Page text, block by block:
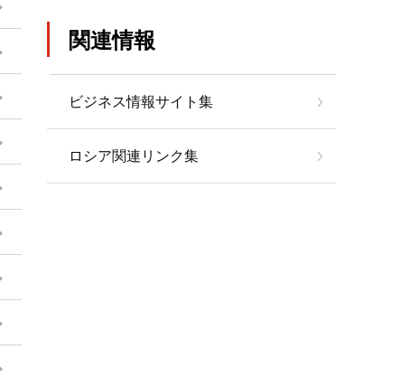
関連情報
ビジネス情報サイト集
ロシア関連リンク集